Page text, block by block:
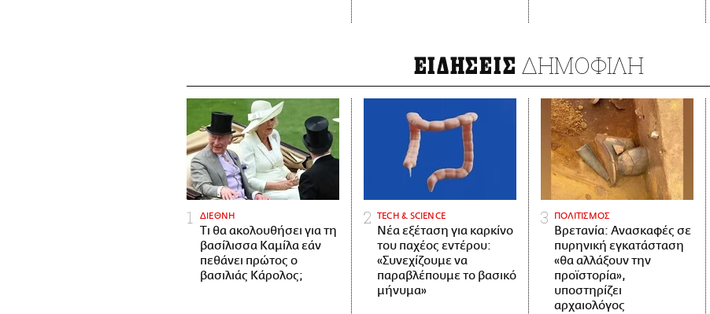
ΕΙΔΗΣΕΙΣ ΔΗΜΟΦΙΛΗ
ΔΙΕΘΝΗ
Τι θα ακολουθήσει για τη
βασίλισσα Καμίλα εάν
πεθάνει πρώτος ο
βασιλιάς Κάρολος;
ΤECH & SCIENCE
Νέα εξέταση για καρκίνο
του παχέος εντέρου:
«Συνεχίζουμε να
παραβλέπουμε το βασικό
μήνυμα»
ΠΟΛΙΤΙΣΜΟΣ
Βρετανία: Ανασκαφές σε
πυρηνική εγκατάσταση
«θα αλλάξουν την
προϊστορία»,
υποστηρίζει
αρχαιολόγος